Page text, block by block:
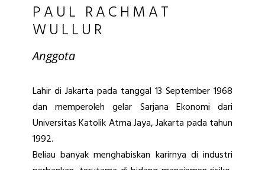
PAUL RACHMAT
WULLUR
Anggota
Lahir di Jakarta pada tanggal 13 September 1968
dan memperoleh gelar Sarjana Ekonomi dari
Universitas Katolik Atma Jaya, Jakarta pada tahun
1992.
Beliau banyak menghabiskan karirnya di industri